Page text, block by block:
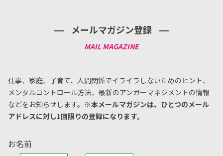
メールマガジン登録
仕事、家庭、子育て、人間関係でイライラしないためのヒント、
メンタルコントロール方法、 最新のアンガーマネジメントの情報
などをお知らせします。 ※本メールマガジンは、ひとつのメール
アドレスに対し1回限りの登録になります。
お名前